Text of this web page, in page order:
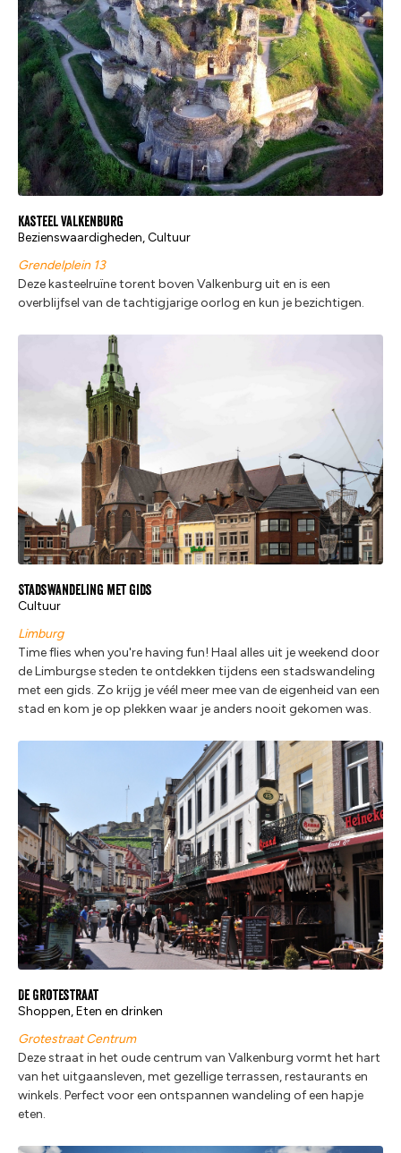
Kasteel Valkenburg
Bezienswaardigheden, Cultuur
Grendelplein 13
Deze kasteelruïne torent boven Valkenburg uit en is een
overblijfsel van de tachtigjarige oorlog en kun je bezichtigen.
Stadswandeling met gids
Cultuur
Limburg
Time flies when you're having fun! Haal alles uit je weekend door
de Limburgse steden te ontdekken tijdens een stadswandeling
met een gids. Zo krijg je véél meer mee van de eigenheid van een
stad en kom je op plekken waar je anders nooit gekomen was.
De Grotestraat
Shoppen, Eten en drinken
Grotestraat Centrum
Deze straat in het oude centrum van Valkenburg vormt het hart
van het uitgaansleven, met gezellige terrassen, restaurants en
winkels. Perfect voor een ontspannen wandeling of een hapje
eten.